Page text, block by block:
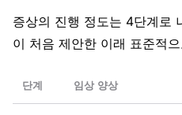
증상의 진행 정도는 4단계로
이 처음 제안한 이래 표준적
단계 임상 양상